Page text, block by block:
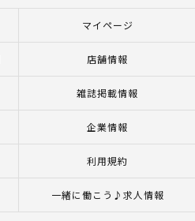
マイページ
店舗情報
雑誌掲載情報
企業情報
利用規約
一緒に働こう♪求人情報